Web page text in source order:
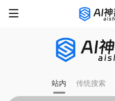
站内 传统搜索